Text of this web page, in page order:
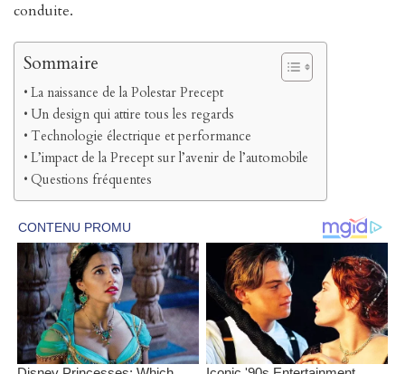
conduite.
Sommaire
La naissance de la Polestar Precept
Un design qui attire tous les regards
Technologie électrique et performance
L’impact de la Precept sur l’avenir de l’automobile
Questions fréquentes